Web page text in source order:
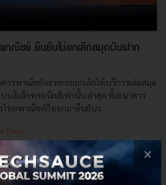
าณิชย์ ยืนยันไม่ยกเลิกสมุดเงินฝาก
ารพาณิชย์จะทยอยยกเลิกให้บริการเล่มสมุด
บอิเล็กทรอนิกส์เท่านั้น ล่าสุด ทั้งธนาคาร
ทยพาณิชย์ก็ออกมายืนยันว...
Team
×